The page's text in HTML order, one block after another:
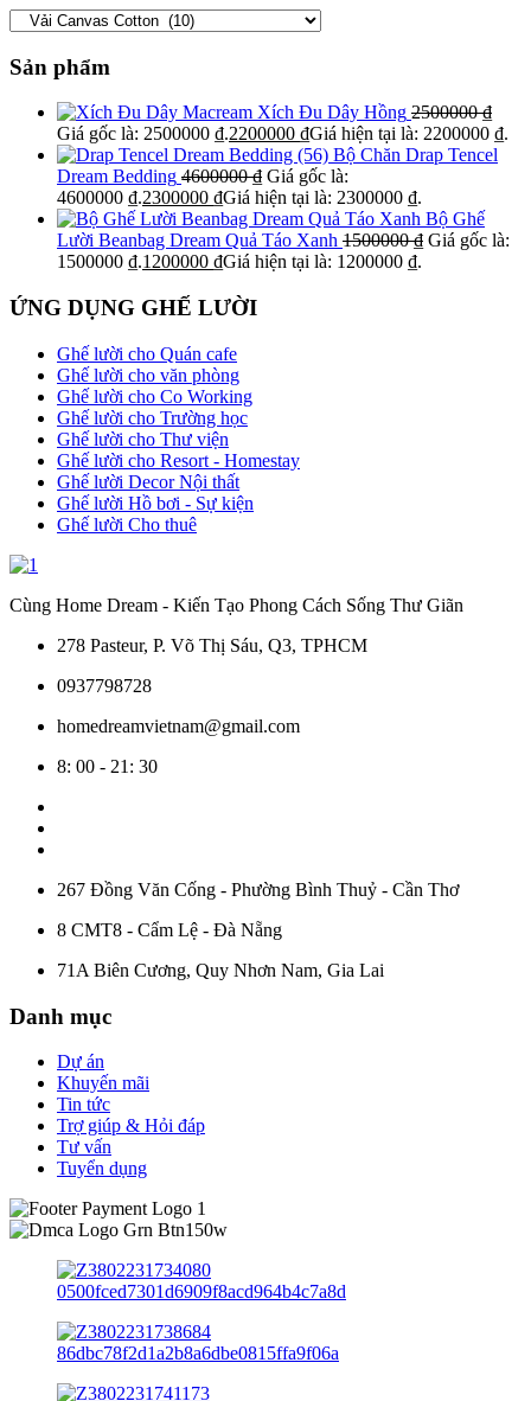
Sản phẩm
Xích Đu Dây Hồng 2500000₫
Giá gốc là: 2500000 ₫.2200000 ₫Giá hiện tại là: 2200000 ₫.
Bộ Chăn Drap Tencel
Dream Bedding 4600000₫ Giá gốc là:
4600000 ₫.2300000 ₫Giá hiện tại là: 2300000 ₫.
Bộ Ghế
Lười Beanbag Dream Quả Táo Xanh 1500000₫ Giá gốc là:
1500000 ₫.1200000 ₫Giá hiện tại là: 1200000 ₫.
ỨNG DỤNG GHẾ LƯỜI
Ghế lười cho Quán cafe
Ghế lười cho văn phòng
Ghế lười cho Co Working
Ghế lười cho Trường học
Ghế lười cho Thư viện
Ghế lười cho Resort - Homestay
Ghế lười Decor Nội thất
Ghế lười Hồ bơi - Sự kiện
Ghế lười Cho thuê
Cùng Home Dream - Kiến Tạo Phong Cách Sống Thư Giãn
278 Pasteur, P. Võ Thị Sáu, Q3, TPHCM
0937798728
homedreamvietnam@gmail.com
8: 00 - 21: 30
267 Đồng Văn Cống - Phường Bình Thuỷ - Cần Thơ
8 CMT8 - Cẩm Lệ - Đà Nẵng
71A Biên Cương, Quy Nhơn Nam, Gia Lai
Danh mục
Dự án
Khuyến mãi
Tin tức
Trợ giúp & Hỏi đáp
Tư vấn
Tuyển dụng